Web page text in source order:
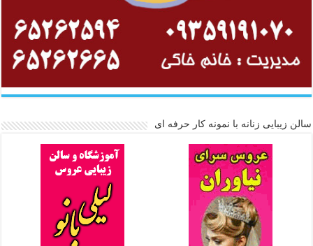
سالن زیبایی زنانه با نمونه کار حرفه ای